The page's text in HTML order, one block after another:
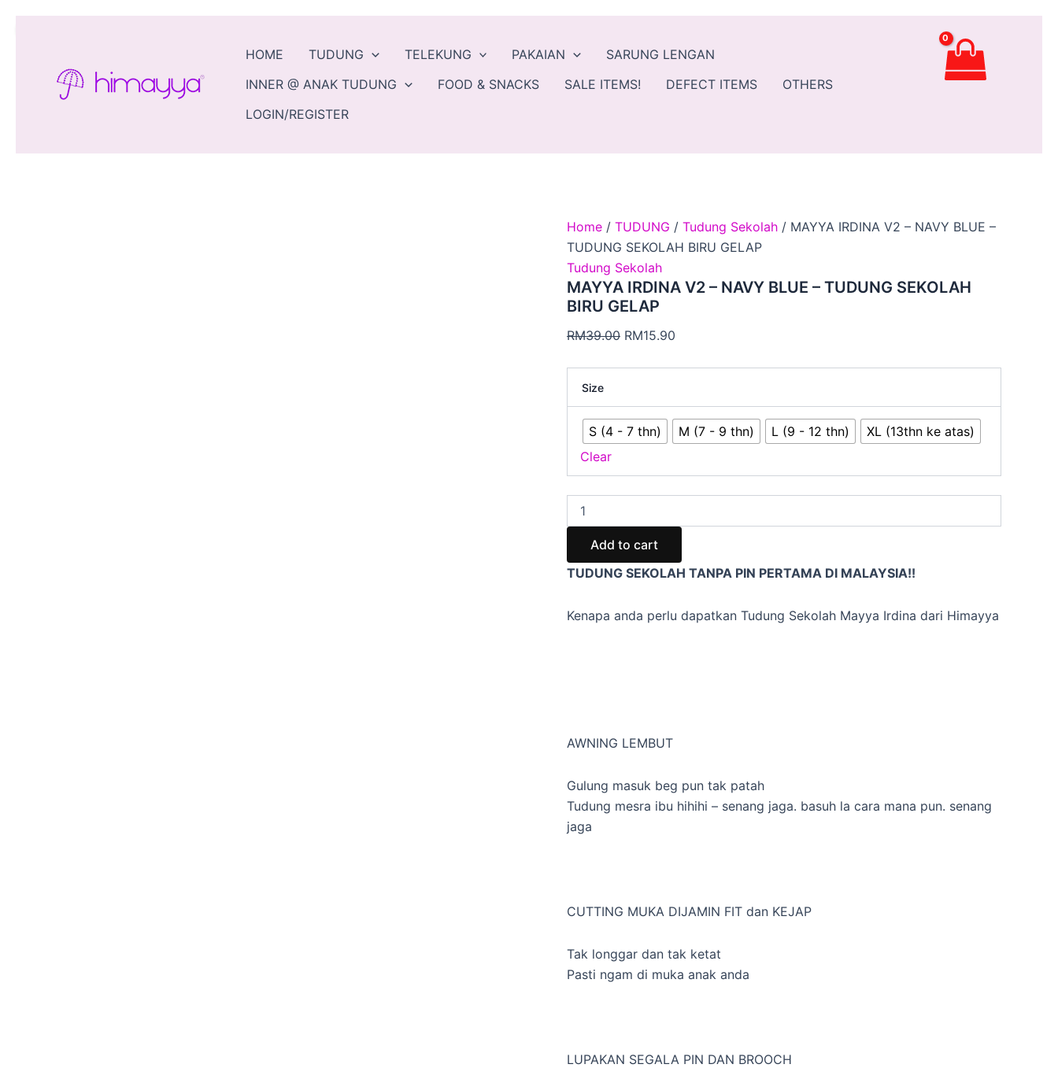
HOME TUDUNG TELEKUNG PAKAIAN
SARUNG LENGAN
INNER @ ANAK TUDUNG
FOOD & SNACKS SALE ITEMS! DEFECT ITEMS
OTHERS
LOGIN/REGISTER
Home / TUDUNG / Tudung Sekolah / MAYYA IRDINA V2 – NAVY BLUE –
TUDUNG SEKOLAH BIRU GELAP
Tudung Sekolah
MAYYA IRDINA V2 – NAVY BLUE – TUDUNG SEKOLAH
BIRU GELAP
RM39.00
was:
RM15.90
is:
Size
S (4 - 7 thn) M (7 - 9 thn) L (9 - 12 thn)
XL (13thn ke atas)
Clear
BLUE
Add to cart
TUDUNG SEKOLAH TANPA PIN PERTAMA DI MALAYSIA!!
Kenapa anda perlu dapatkan Tudung Sekolah Mayya Irdina dari Himayya
AWNING LEMBUT
Gulung masuk beg pun tak patah
Tudung mesra ibu hihihi – senang jaga. basuh la cara mana pun. senang
jaga
CUTTING MUKA DIJAMIN FIT dan KEJAP
Tak longgar dan tak ketat
Pasti ngam di muka anak anda
LUPAKAN SEGALA PIN DAN BROOCH